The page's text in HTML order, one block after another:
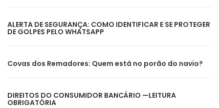
ALERTA DE SEGURANÇA: COMO IDENTIFICAR E SE PROTEGER
DE GOLPES PELO WHATSAPP
Covas dos Remadores: Quem está no porão do navio?
DIREITOS DO CONSUMIDOR BANCÁRIO —LEITURA
OBRIGATÓRIA